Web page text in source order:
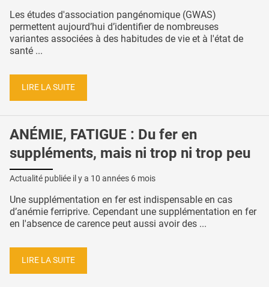
Les études d'association pangénomique (GWAS)
permettent aujourd’hui d’identifier de nombreuses
variantes associées à des habitudes de vie et à l'état de
santé ...
LIRE LA SUITE
ANÉMIE, FATIGUE : Du fer en
suppléments, mais ni trop ni trop peu
Actualité publiée il y a 10 années 6 mois
Une supplémentation en fer est indispensable en cas
d’anémie ferriprive. Cependant une supplémentation en fer
en l'absence de carence peut aussi avoir des ...
LIRE LA SUITE